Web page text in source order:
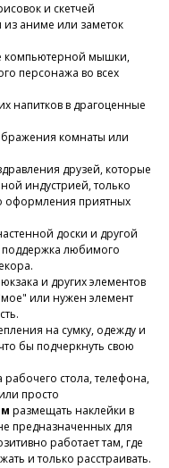
и скетчей
аниме или заметок
компьютерной мышки,
персонажа во всех
напитков в драгоценные
комнаты или
друзей, которые
индустрией, только
оформления приятных
доски и другой
поддержка любимого
и других элементов
или нужен элемент
на сумку, одежду и
бы подчеркнуть свою
рабочего стола, телефона,
просто
размещать наклейки в
предназначенных для
работает там, где
и только расстраивать.